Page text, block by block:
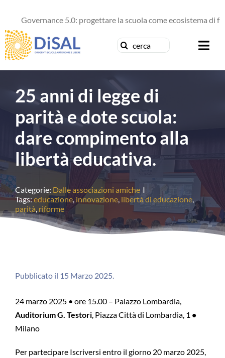
contenuto
Governance 5.0: progettare la scuola come ecosistema di futuro
Cerca
Formazione
Concorsi
Pubblicazioni
Contattaci
25 anni di legge di
parità e dote scuola:
dare compimento alla
libertà educativa.
Categorie: Dalle associazioni amiche I
Tags: educazione, innovazione, libertà di educazione,
parità, riforme
Pubblicato il 15 Marzo 2025.
24 marzo 2025 • ore 15.00 – Palazzo Lombardia,
Auditorium G. Testori, Piazza Città di Lombardia, 1 •
Milano
Per partecipare Iscriversi entro il giorno 20 marzo 2025,